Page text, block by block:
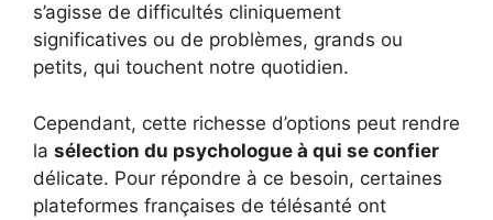
s’agisse de difficultés cliniquement
significatives ou de problèmes, grands ou
petits, qui touchent notre quotidien.
Cependant, cette richesse d’options peut rendre
la sélection du psychologue à qui se confier
délicate. Pour répondre à ce besoin, certaines
plateformes françaises de télésanté ont